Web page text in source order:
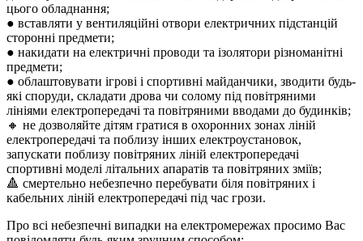
цього обладнання;
● вставляти у вентиляційні отвори електричних підстанцій
сторонні предмети;
● накидати на електричні проводи та ізолятори різноманітні
предмети;
● облаштовувати ігрові і спортивні майданчики, зводити будь-
які споруди, складати дрова чи солому під повітряними
лініями електропередачі та повітряними вводами до будинків;
🔸 не дозволяйте дітям гратися в охоронних зонах ліній
електропередачі та поблизу інших електроустановок,
запускати поблизу повітряних ліній електропередачі
спортивні моделі літальних апаратів та повітряних зміїв;
🔺 смертельно небезпечно перебувати біля повітряних і
кабельних ліній електропередачі під час грози.
Про всі небезпечні випадки на електромережах просимо Вас